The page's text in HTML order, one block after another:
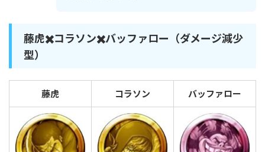
藤虎✖️コラソン✖️バッファロー（ダメージ減少
型）
藤虎 コラソン バッファロー